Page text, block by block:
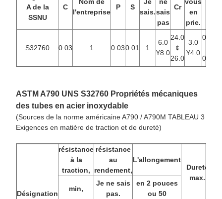
A de la
SSNU
C
l'entreprise
P S
sais.sais
pas
Cr
en
prie.
S32760 0.03 1 0.030.01 1
6.0
¥8.0
24.0
¢
26.0
3.0
¥4.0
0.20
0.30
ASTM A790 UNS S32760 Propriétés mécaniques
des tubes en acier inoxydable
(Sources de la norme américaine A790 / A790M TABLEAU 3
Exigences en matière de traction et de dureté)
Désignation
résistance
à la
traction,
résistance
au
rendement,
L'allongement
Dureté
max.
min,
Je ne sais
pas.
en 2 pouces
ou 50